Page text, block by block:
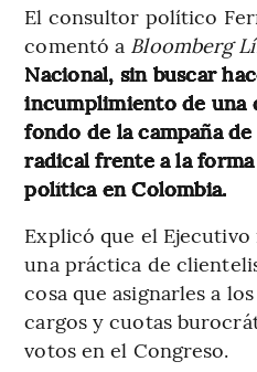
El consultor político
comentó a Bloomberg
Nacional, sin buscar
incumplimiento de una
fondo de la campaña
radical frente a la
política en Colombia.
Explicó que el Ejecutivo
una práctica de
cosa que asignarles a
cargos y cuotas
votos en el Congreso.